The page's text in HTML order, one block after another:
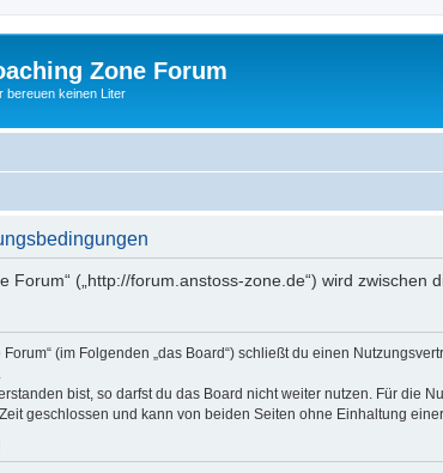
Zone Forum
bereuen keinen Liter
Forum“ („http://forum.anstoss-zone.de“) wird
(im Folgenden „das Board“) schließt du einen
bist, so darfst du das Board nicht weiter nutzen. Für die
geschlossen und kann von beiden Seiten ohne Einhaltung